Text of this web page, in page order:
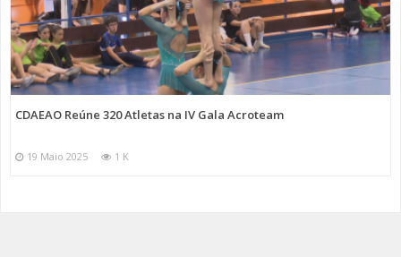
CDAEAO Reúne 320 Atletas na IV Gala Acroteam
19 Maio 2025 1 K